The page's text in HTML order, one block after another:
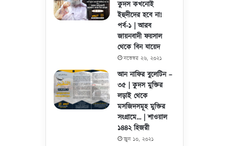
কুদস কখনোই
ইহুদীদের হবে না!
পর্ব-১ | আরব
জায়নবাদী ফয়সাল
থেকে বিন যায়েদ
নভেম্বর ২৬, ২০২১
আন নাফির বুলেটিন –
৩৫ | কুদস মুক্তির
লড়াই থেকে
মসজিদসমূহ মুক্তির
সংগ্রামে… | শাওয়াল
১৪৪২ হিজরী
জুন ১০, ২০২১